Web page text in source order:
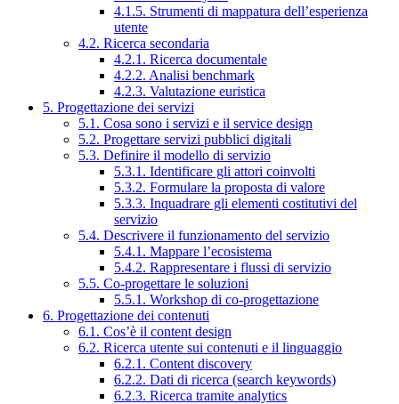
4.1.5. Strumenti di mappatura dell’esperienza
utente
4.2. Ricerca secondaria
4.2.1. Ricerca documentale
4.2.2. Analisi benchmark
4.2.3. Valutazione euristica
5. Progettazione dei servizi
5.1. Cosa sono i servizi e il service design
5.2. Progettare servizi pubblici digitali
5.3. Definire il modello di servizio
5.3.1. Identificare gli attori coinvolti
5.3.2. Formulare la proposta di valore
5.3.3. Inquadrare gli elementi costitutivi del
servizio
5.4. Descrivere il funzionamento del servizio
5.4.1. Mappare l’ecosistema
5.4.2. Rappresentare i flussi di servizio
5.5. Co-progettare le soluzioni
5.5.1. Workshop di co-progettazione
6. Progettazione dei contenuti
6.1. Cos’è il content design
6.2. Ricerca utente sui contenuti e il linguaggio
6.2.1. Content discovery
6.2.2. Dati di ricerca (search keywords)
6.2.3. Ricerca tramite analytics